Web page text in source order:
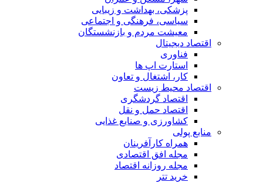
پزشکی، بهداشت و زیبایی
سیاسی، فرهنگی و اجتماعی
معیشت مردم و بازنشستگان
اقتصاد دیجیتال
فناوری
استارت اپ ها
کار، اشتغال و تعاون
اقتصاد محیط زیست
اقتصاد گردشگری
اقتصاد حمل و نقل
کشاورزی و صنایع غذایی
منابع پولی
همراه کارآفرینان
مجله افق اقتصادی
مجله روزانه اقتصاد
خرید تتر